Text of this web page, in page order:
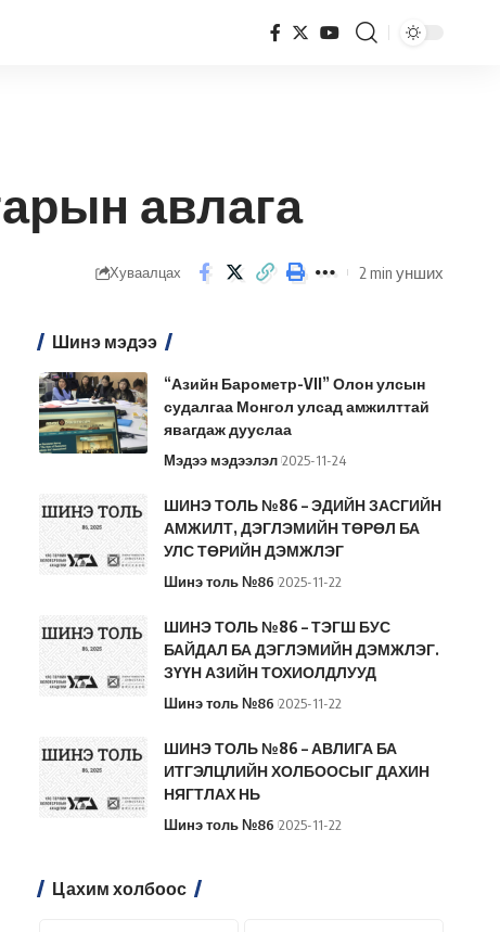
авлага
Хуваалцах 2 min унших
Шинэ мэдээ
“Азийн Барометр-VII” Олон улсын
судалгаа Монгол улсад амжилттай
явагдаж дууслаа
Мэдээ мэдээлэл 2025-11-24
ШИНЭ ТОЛЬ №86 – ЭДИЙН ЗАСГИЙН
АМЖИЛТ, ДЭГЛЭМИЙН ТӨРӨЛ БА
УЛС ТӨРИЙН ДЭМЖЛЭГ
Шинэ толь №86 2025-11-22
ШИНЭ ТОЛЬ №86 – ТЭГШ БУС
БАЙДАЛ БА ДЭГЛЭМИЙН ДЭМЖЛЭГ.
ЗҮҮН АЗИЙН ТОХИОЛДЛУУД
Шинэ толь №86 2025-11-22
ШИНЭ ТОЛЬ №86 – АВЛИГА БА
ИТГЭЛЦЛИЙН ХОЛБООСЫГ ДАХИН
НЯГТЛАХ НЬ
Шинэ толь №86 2025-11-22
Цахим холбоос